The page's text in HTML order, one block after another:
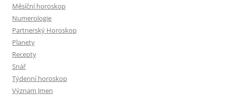
Měsíční horoskop
Numerologie
Partnerský Horoskop
Planety
Recepty
Snář
Týdenní horoskop
Význam Jmen